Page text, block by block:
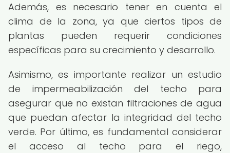
Además, es necesario tener en cuenta el
clima de la zona, ya que ciertos tipos de
plantas pueden requerir condiciones
específicas para su crecimiento y desarrollo.
Asimismo, es importante realizar un estudio
de impermeabilización del techo para
asegurar que no existan filtraciones de agua
que puedan afectar la integridad del techo
verde. Por último, es fundamental considerar
el acceso al techo para el riego,